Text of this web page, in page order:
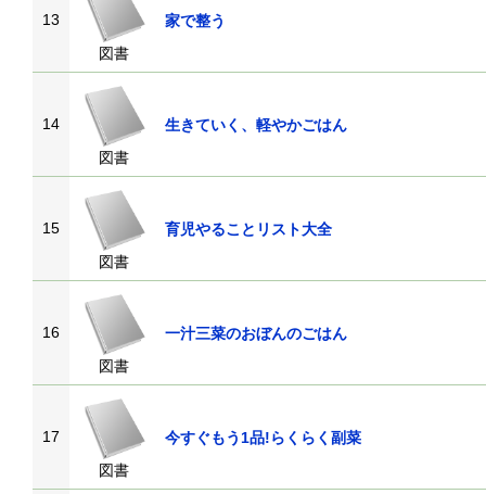
13
図書
家で整う
14
図書
生きていく、軽やかごはん
15
図書
育児やることリスト大全
16
図書
一汁三菜のおぼんのごはん
17
図書
今すぐもう1品!らくらく副菜